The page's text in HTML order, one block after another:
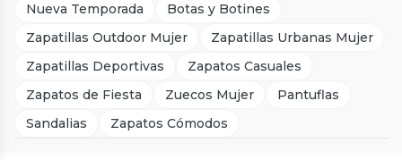
Nueva Temporada
Botas y Botines
Zapatillas Outdoor Mujer
Zapatillas Urbanas Mujer
Zapatillas Deportivas
Zapatos Casuales
Zapatos de Fiesta
Zuecos Mujer
Pantuflas
Sandalias
Zapatos Cómodos